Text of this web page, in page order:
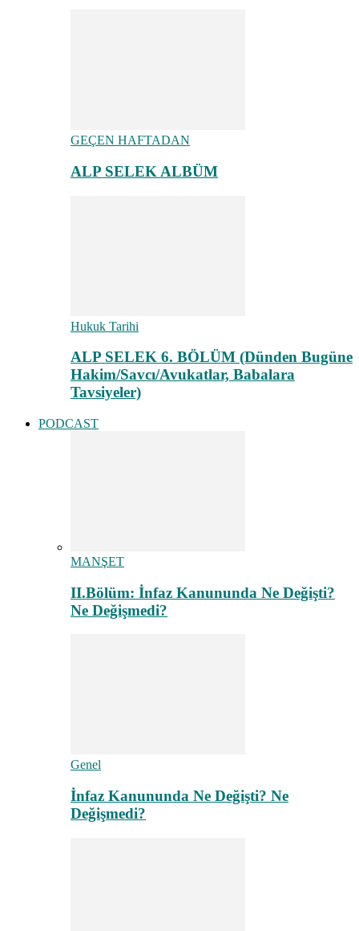
GEÇEN HAFTADAN
ALP SELEK ALBÜM
Hukuk Tarihi
ALP SELEK 6. BÖLÜM (Dünden Bugüne
Hakim/Savcı/Avukatlar, Babalara
Tavsiyeler)
PODCAST
MANŞET
II.Bölüm: İnfaz Kanununda Ne Değişti?
Ne Değişmedi?
Genel
İnfaz Kanununda Ne Değişti? Ne
Değişmedi?